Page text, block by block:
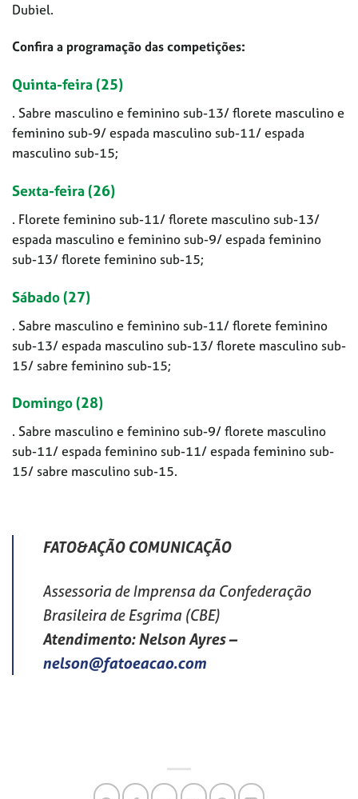
Dubiel.
Confira a programação das competições:
Quinta-feira (25)
. Sabre masculino e feminino sub-13/ florete masculino e
feminino sub-9/ espada masculino sub-11/ espada
masculino sub-15;
Sexta-feira (26)
. Florete feminino sub-11/ florete masculino sub-13/
espada masculino e feminino sub-9/ espada feminino
sub-13/ florete feminino sub-15;
Sábado (27)
. Sabre masculino e feminino sub-11/ florete feminino
sub-13/ espada masculino sub-13/ florete masculino sub-
15/ sabre feminino sub-15;
Domingo (28)
. Sabre masculino e feminino sub-9/ florete masculino
sub-11/ espada feminino sub-11/ espada feminino sub-
15/ sabre masculino sub-15.
FATO&AÇÃO COMUNICAÇÃO
Assessoria de Imprensa da Confederação
Brasileira de Esgrima (CBE)
Atendimento: Nelson Ayres–
nelson@fatoeacao.com